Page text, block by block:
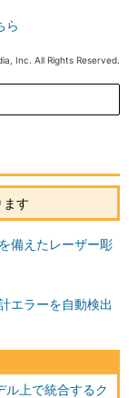
ら
Inc. All Rights Reserved.
す
備えたレーザー彫
エラーを自動検出
ル上で統合するク